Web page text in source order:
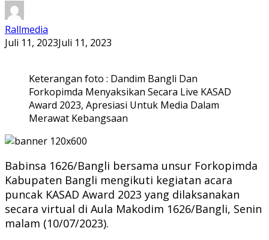
Rallmedia
Juli 11, 2023Juli 11, 2023
Keterangan foto : Dandim Bangli Dan
Forkopimda Menyaksikan Secara Live KASAD
Award 2023, Apresiasi Untuk Media Dalam
Merawat Kebangsaan
Babinsa 1626/Bangli bersama unsur Forkopimda
Kabupaten Bangli mengikuti kegiatan acara
puncak KASAD Award 2023 yang dilaksanakan
secara virtual di Aula Makodim 1626/Bangli, Senin
malam (10/07/2023).